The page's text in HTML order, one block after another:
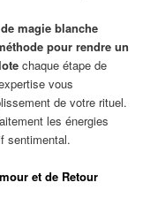
magie blanche
pour rendre un
chaque étape de
vous
de votre rituel.
les énergies
sentimental.
et de Retour